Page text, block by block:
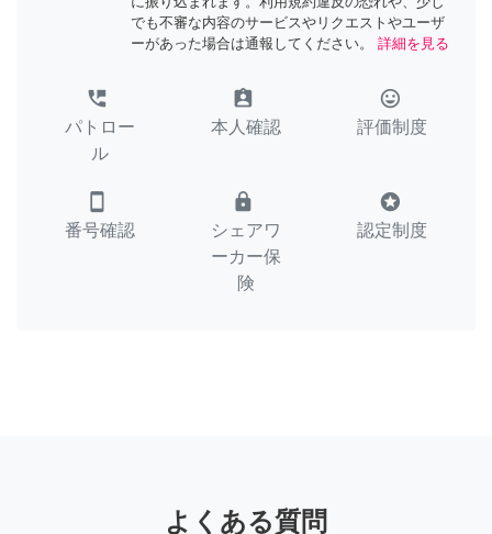
でも不審な内容のサービスやリクエストやユーザ
ーがあった場合は通報してください。
詳細を見る
perm_phone_msg
パトロー
ル
assignment_ind
本人確認
tag_faces
評価制度
smartphone
番号確認
lock
シェアワ
ーカー保
険
stars
認定制度
よくある質問